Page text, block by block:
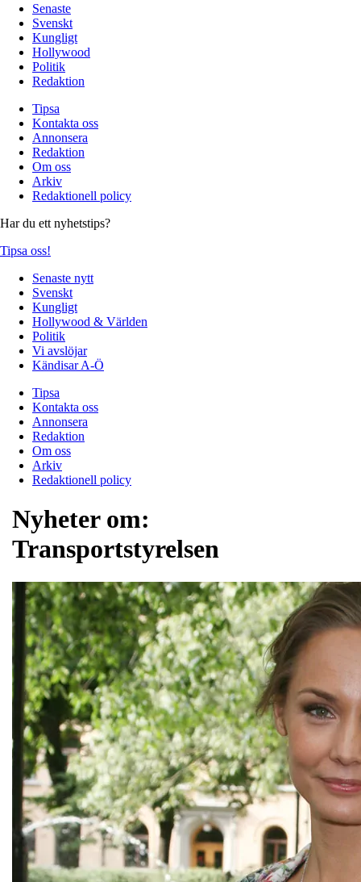
Senaste
Svenskt
Kungligt
Hollywood
Politik
Redaktion
Tipsa
Kontakta oss
Annonsera
Redaktion
Om oss
Arkiv
Redaktionell policy
Har du ett nyhetstips?
Tipsa oss!
Senaste nytt
Svenskt
Kungligt
Hollywood & Världen
Politik
Vi avslöjar
Kändisar A-Ö
Tipsa
Kontakta oss
Annonsera
Redaktion
Om oss
Arkiv
Redaktionell policy
Nyheter om:
Transportstyrelsen